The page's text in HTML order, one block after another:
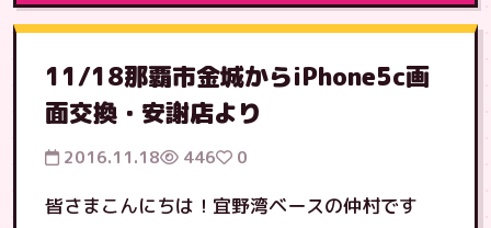
11/18那覇市金城からiPhone5c画
面交換・安謝店より
2016.11.18 446 0
皆さまこんにちは！宜野湾ベースの仲村です